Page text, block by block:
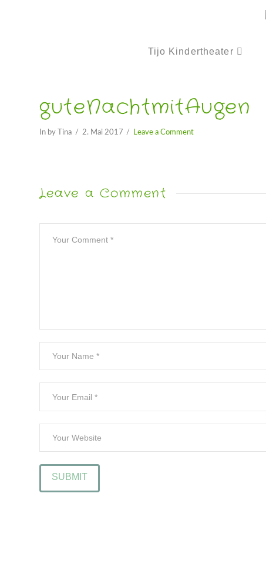
Tijo Kindertheater
guteNachtmitAugen
In by Tina 2. Mai 2017 Leave a Comment
Leave a Comment